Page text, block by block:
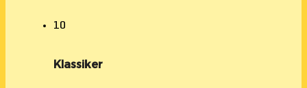
10
Klassiker